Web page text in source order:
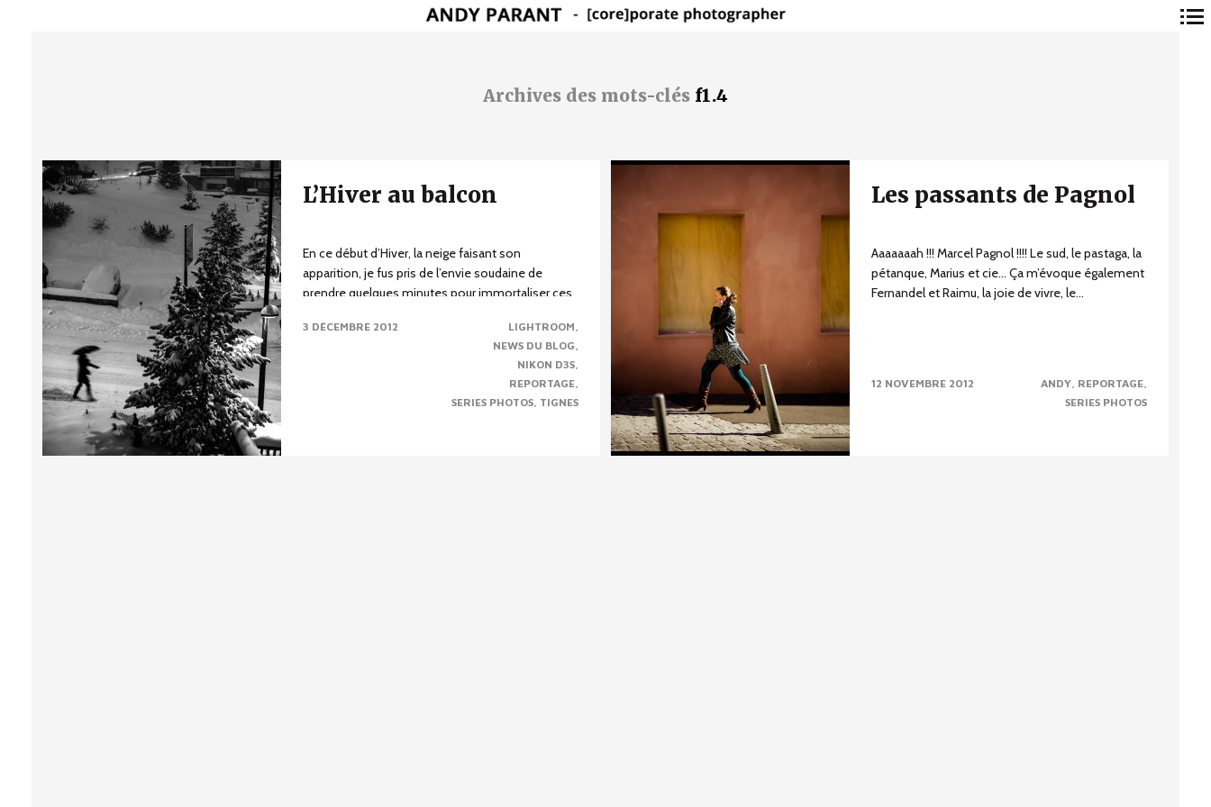
Archives des mots-clés f1.4
L’Hiver au balcon
En ce début d’Hiver, la neige faisant son
apparition, je fus pris de l’envie soudaine de
prendre quelques minutes pour immortaliser ces
3 DÉCEMBRE 2012
LIGHTROOM
NEWS DU BLOG
NIKON D3S
REPORTAGE
SERIES PHOTOS TIGNES
Les passants de Pagnol
Aaaaaaah !!! Marcel Pagnol !!!! Le sud, le pastaga, la
pétanque, Marius et cie… Ça m’évoque également
Fernandel et Raimu, la joie de vivre, le...
12 NOVEMBRE 2012 ANDY REPORTAGE
SERIES PHOTOS